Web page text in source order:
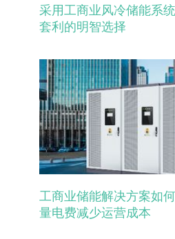
采用工商业风冷储能系
套利的明智选择
工商业储能解决方案如
量电费减少运营成本